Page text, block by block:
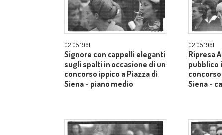
02.05.1961
Signore con cappelli eleganti
sugli spalti in occasione di un
concorso ippico a Piazza di
Siena - piano medio
02.05.1961
Ripresa
pubblico
Siena -